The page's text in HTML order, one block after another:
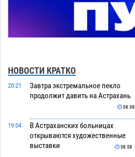
НОВОСТИ КРАТКО
20:21
Завтра экстремальное пекло
продолжит давить на Астрахань
08.08
19:04
В Астраханских больницах
открываются художественные
выставки
08.08